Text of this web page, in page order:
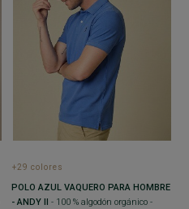
+29 colores
POLO AZUL VAQUERO PARA HOMBRE
- ANDY II
- 100 % algodón orgánico -